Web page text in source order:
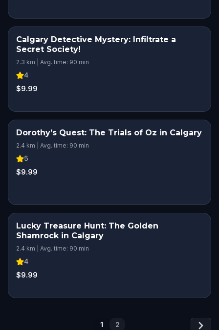
Calgary Detective Mystery: Infiltrate a
Secret Society!
2.3 km | Avg. time: 90 min
4
$9.99
Dorothy’s Quest: The Trials of Oz in Calgary
2.4 km | Avg. time: 90 min
5
$9.99
Lucky Treasure Hunt: The Golden
Shamrock in Calgary
2.4 km | Avg. time: 90 min
4
$9.99
1 2